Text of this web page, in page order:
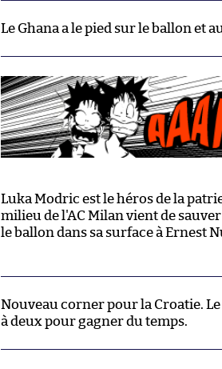
Le Ghana a le pied sur le ballon et
Luka Modric est le héros de la
milieu de l'AC Milan vient de
le ballon dans sa surface à Ernest
Nouveau corner pour la Croatie.
à deux pour gagner du temps.